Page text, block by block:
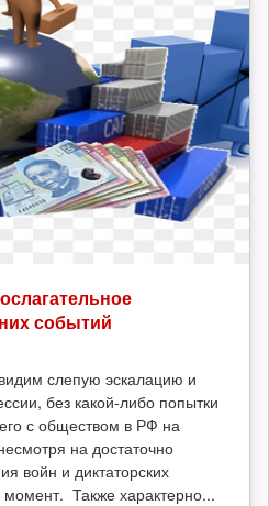
событий
слепую эскалацию и
без какой-либо попытки
с обществом в РФ на
на достаточно
войн и диктаторских
Также характерно...